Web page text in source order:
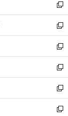
で
開
く
ド
ウ
で
開
く
新
し
い
ウ
ィ
ン
ド
ウ
で
開
く
新
し
い
ウ
ィ
ン
ド
ウ
で
新
し
い
ウ
ィ
ン
ド
新
し
い
ウ
ィ
新
し
い
新